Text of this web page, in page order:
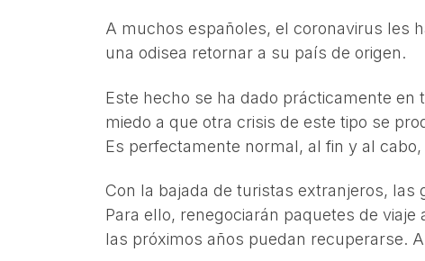
A muchos españoles, el coronavirus les
una odisea retornar a su país de origen.
Este hecho se ha dado prácticamente
miedo a que otra crisis de este tipo se
Es perfectamente normal, al fin y al
Con la bajada de turistas extranjeros,
Para ello, renegociarán paquetes de
las próximos años puedan recuperarse.